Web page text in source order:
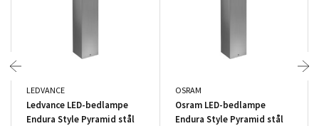
LEDVANCE
Ledvance LED-bedlampe
Endura Style Pyramid stål
OSRAM
Osram LED-bedlampe
Endura Style Pyramid stål